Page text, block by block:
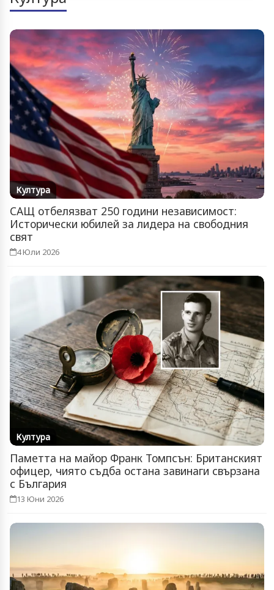
Култура
САЩ отбелязват 250 години независимост:
Исторически юбилей за лидера на свободния
свят
4 Юли 2026
Култура
Паметта на майор Франк Томпсън: Британският
офицер, чиято съдба остана завинаги свързана
с България
13 Юни 2026